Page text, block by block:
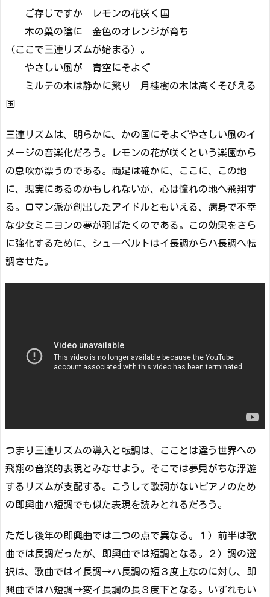
ご存じですか レモンの花咲く国
木の葉の陰に 金色のオレンジが育ち
（ここで三連リズムが始まる）。
やさしい風が 青空にそよぐ
ミルテの木は静かに繁り 月桂樹の木は高くそびえる
国
三連リズムは、明らかに、かの国にそよぐやさしい風のイ
メージの音楽化だろう。レモンの花が咲くという楽園から
の息吹が漂うのである。両足は確かに、ここに、この地
に、現実にあるのかもしれないが、心は憧れの地へ飛翔す
る。ロマン派が創出したアイドルともいえる、病身で不幸
な少女ミニヨンの夢が羽ばたくのである。この効果をさら
に強化するために、シューベルトはイ長調からハ長調へ転
調させた。
つまり三連リズムの導入と転調は、こことは違う世界への
飛翔の音楽的表現とみなせよう。そこでは夢見がちな浮遊
するリズムが支配する。こうして歌詞がないピアノのため
の即興曲ハ短調でも似た表現を読みとれるだろう。
ただし後年の即興曲では二つの点で異なる。１）前半は歌
曲では長調だったが、即興曲では短調となる。２）調の選
択は、歌曲ではイ長調→ハ長調の短３度上なのに対し、即
興曲ではハ短調→変イ長調の長３度下となる。いずれもい